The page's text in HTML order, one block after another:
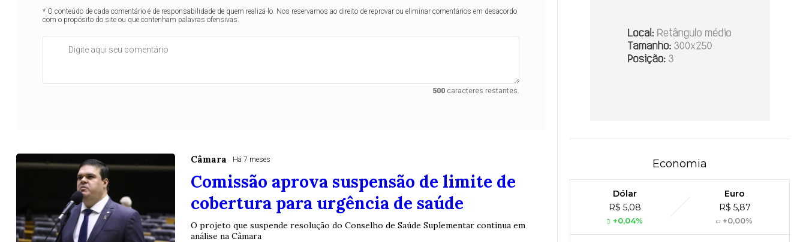
* O conteúdo de cada comentário é de responsabilidade de quem realizá-lo. Nos reservamos ao direito de reprovar ou eliminar comentários em desacordo
com o propósito do site ou que contenham palavras ofensivas.
500caracteres restantes.
Câmara Há 7 meses
Comissão aprova suspensão de limite de
cobertura para urgência de saúde
O projeto que suspende resolução do Conselho de Saúde Suplementar continua em
análise na Câmara
Economia
Dólar
R$ 5,08
+0,04%
Euro
R$ 5,87
+0,00%